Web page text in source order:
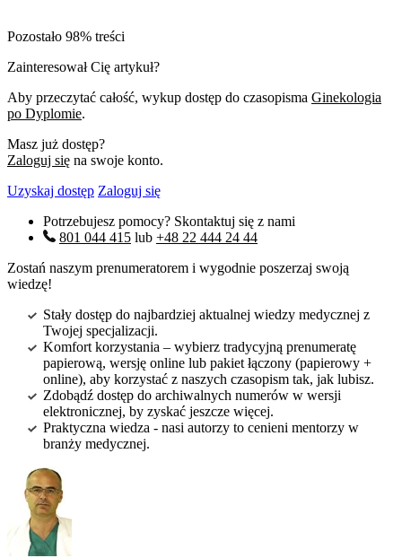
Pozostało 98% treści
Zainteresował Cię artykuł?
Aby przeczytać całość, wykup dostęp do czasopisma Ginekologia
po Dyplomie.
Masz już dostęp?
Zaloguj się na swoje konto.
Uzyskaj dostęp Zaloguj się
Potrzebujesz pomocy? Skontaktuj się z nami
801 044 415 lub +48 22 444 24 44
Zostań naszym prenumeratorem i wygodnie poszerzaj swoją
wiedzę!
Stały dostęp do najbardziej aktualnej wiedzy medycznej z
Twojej specjalizacji.
Komfort korzystania – wybierz tradycyjną prenumeratę
papierową, wersję online lub pakiet łączony (papierowy +
online), aby korzystać z naszych czasopism tak, jak lubisz.
Zdobądź dostęp do archiwalnych numerów w wersji
elektronicznej, by zyskać jeszcze więcej.
Praktyczna wiedza - nasi autorzy to cenieni mentorzy w
branży medycznej.